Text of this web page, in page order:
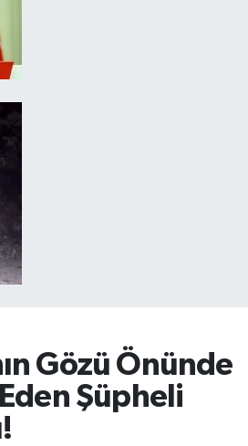
Gözü Önünde
Şüpheli